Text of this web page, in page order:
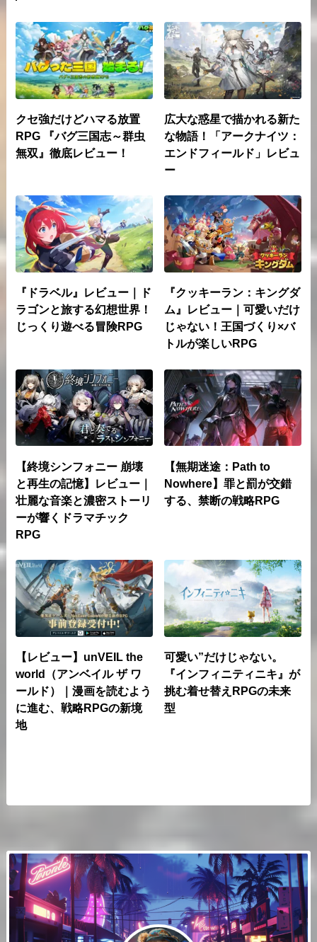
クセ強だけどハマる放置
RPG 『バグ三国志～群虫
無双』徹底レビュー！
広大な惑星で描かれる新た
な物語！「アークナイツ：
エンドフィールド」レビュ
ー
『ドラベル』レビュー｜ド
ラゴンと旅する幻想世界！
じっくり遊べる冒険RPG
『クッキーラン：キングダ
ム』レビュー｜可愛いだけ
じゃない！王国づくり×バ
トルが楽しいRPG
【終境シンフォニー 崩壊
と再生の記憶】レビュー｜
壮麗な音楽と濃密ストーリ
ーが響くドラマチック
RPG
【無期迷途：Path to
Nowhere】罪と罰が交錯
する、禁断の戦略RPG
【レビュー】unVEIL the
world（アンベイル ザ ワ
ールド）｜漫画を読むよう
に進む、戦略RPGの新境
地
可愛い”だけじゃない。
『インフィニティニキ』が
挑む着せ替えRPGの未来
型